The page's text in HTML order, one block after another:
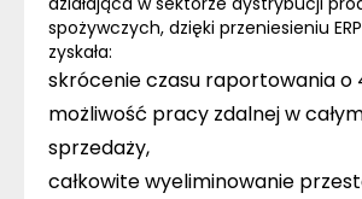
spożywczych, dzięki przeniesieniu
zyskała:
skrócenie czasu raportowania o
możliwość pracy zdalnej w
sprzedaży,
całkowite wyeliminowanie